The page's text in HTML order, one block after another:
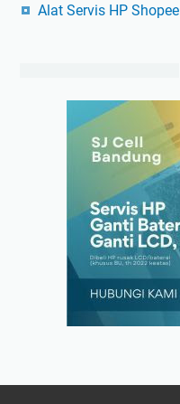
Alat Servis HP Shopee